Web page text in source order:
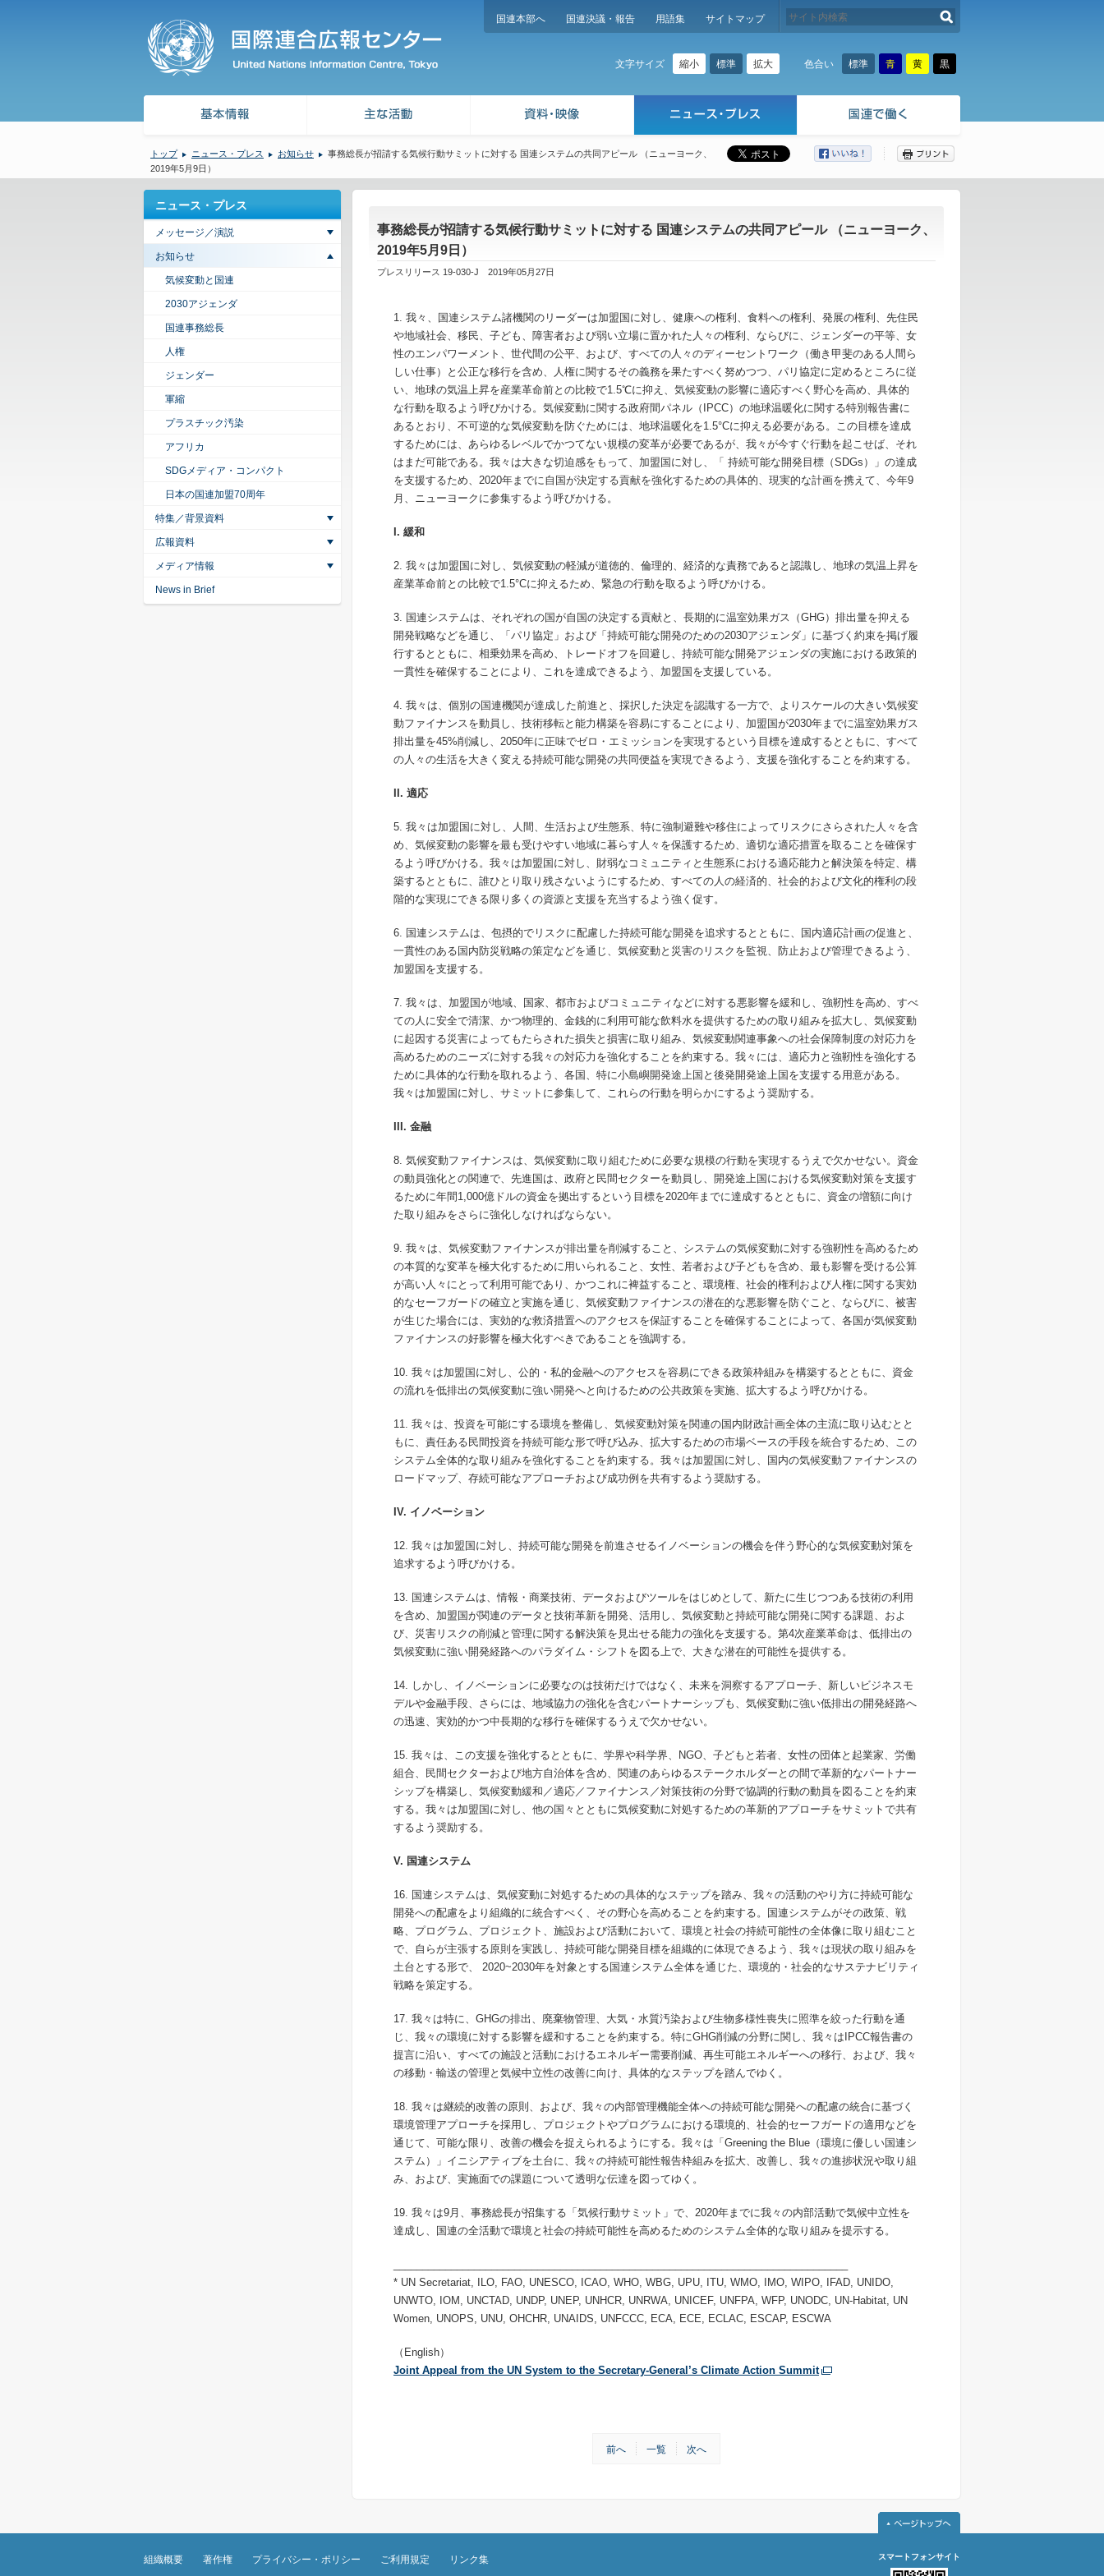
国連本部へ 国連決議・報告 用語集 サイトマップ
文字サイズ 縮小 標準 拡大 色合い 標準 青 黄 黒
トップ ニュース・プレス お知らせ
事務総長が招請する気候行動サミットに対する 国連システムの共同アピール （ニューヨーク、
2019年5月9日）
事務総長が招請する気候行動サミットに対する 国連システムの共同アピール （ニューヨーク、
2019年5月9日）
プレスリリース 19-030-J 2019年05月27日
1. 我々、国連システム諸機関のリーダーは加盟国に対し、健康への権利、食料への権利、発展の権利、先住民
や地域社会、移民、子ども、障害者および弱い立場に置かれた人々の権利、ならびに、ジェンダーの平等、女
性のエンパワーメント、世代間の公平、および、すべての人々のディーセントワーク（働き甲斐のある人間ら
しい仕事）と公正な移行を含め、人権に関するその義務を果たすべく努めつつ、パリ協定に定めるところに従
い、地球の気温上昇を産業革命前との比較で1.5℃に抑え、気候変動の影響に適応すべく野心を高め、具体的
な行動を取るよう呼びかける。気候変動に関する政府間パネル（IPCC）の地球温暖化に関する特別報告書に
あるとおり、不可逆的な気候変動を防ぐためには、地球温暖化を1.5°Cに抑える必要がある。この目標を達成
するためには、あらゆるレベルでかつてない規模の変革が必要であるが、我々が今すぐ行動を起こせば、それ
はまだ可能である。我々は大きな切迫感をもって、加盟国に対し、「 持続可能な開発目標（SDGs）」の達成
を支援するため、2020年までに自国が決定する貢献を強化するための具体的、現実的な計画を携えて、今年9
月、ニューヨークに参集するよう呼びかける。
I. 緩和
2. 我々は加盟国に対し、気候変動の軽減が道徳的、倫理的、経済的な責務であると認識し、地球の気温上昇を
産業革命前との比較で1.5°Cに抑えるため、緊急の行動を取るよう呼びかける。
3. 国連システムは、それぞれの国が自国の決定する貢献と、長期的に温室効果ガス（GHG）排出量を抑える
開発戦略などを通じ、「パリ協定」および「持続可能な開発のための2030アジェンダ」に基づく約束を掲げ履
行するとともに、相乗効果を高め、トレードオフを回避し、持続可能な開発アジェンダの実施における政策的
一貫性を確保することにより、これを達成できるよう、加盟国を支援している。
4. 我々は、個別の国連機関が達成した前進と、採択した決定を認識する一方で、よりスケールの大きい気候変
動ファイナンスを動員し、技術移転と能力構築を容易にすることにより、加盟国が2030年までに温室効果ガス
排出量を45%削減し、2050年に正味でゼロ・エミッションを実現するという目標を達成するとともに、すべて
の人々の生活を大きく変える持続可能な開発の共同便益を実現できるよう、支援を強化することを約束する。
II. 適応
5. 我々は加盟国に対し、人間、生活および生態系、特に強制避難や移住によってリスクにさらされた人々を含
め、気候変動の影響を最も受けやすい地域に暮らす人々を保護するため、適切な適応措置を取ることを確保す
るよう呼びかける。我々は加盟国に対し、財弱なコミュニティと生態系における適応能力と解決策を特定、構
築するとともに、誰ひとり取り残さないようにするため、すべての人の経済的、社会的および文化的権利の段
階的な実現にできる限り多くの資源と支援を充当するよう強く促す。
6. 国連システムは、包摂的でリスクに配慮した持続可能な開発を追求するとともに、国内適応計画の促進と、
一貫性のある国内防災戦略の策定などを通じ、気候変動と災害のリスクを監視、防止および管理できるよう、
加盟国を支援する。
7. 我々は、加盟国が地域、国家、都市およびコミュニティなどに対する悪影響を緩和し、強靭性を高め、すべ
ての人に安全で清潔、かつ物理的、金銭的に利用可能な飲料水を提供するための取り組みを拡大し、気候変動
に起因する災害によってもたらされた損失と損害に取り組み、気候変動関連事象への社会保障制度の対応力を
高めるためのニーズに対する我々の対応力を強化することを約束する。我々には、適応力と強靭性を強化する
ために具体的な行動を取れるよう、各国、特に小島嶼開発途上国と後発開発途上国を支援する用意がある。
我々は加盟国に対し、サミットに参集して、これらの行動を明らかにするよう奨励する。
III. 金融
8. 気候変動ファイナンスは、気候変動に取り組むために必要な規模の行動を実現するうえで欠かせない。資金
の動員強化との関連で、先進国は、政府と民間セクターを動員し、開発途上国における気候変動対策を支援す
るために年間1,000億ドルの資金を拠出するという目標を2020年までに達成するとともに、資金の増額に向け
た取り組みをさらに強化しなければならない。
9. 我々は、気候変動ファイナンスが排出量を削減すること、システムの気候変動に対する強靭性を高めるため
の本質的な変革を極大化するために用いられること、女性、若者および子どもを含め、最も影響を受ける公算
が高い人々にとって利用可能であり、かつこれに裨益すること、環境権、社会的権利および人権に関する実効
的なセーフガードの確立と実施を通じ、気候変動ファイナンスの潜在的な悪影響を防ぐこと、ならびに、被害
が生じた場合には、実効的な救済措置へのアクセスを保証することを確保することによって、各国が気候変動
ファイナンスの好影響を極大化すべきであることを強調する。
10. 我々は加盟国に対し、公的・私的金融へのアクセスを容易にできる政策枠組みを構築するとともに、資金
の流れを低排出の気候変動に強い開発へと向けるための公共政策を実施、拡大するよう呼びかける。
11. 我々は、投資を可能にする環境を整備し、気候変動対策を関連の国内財政計画全体の主流に取り込むとと
もに、責任ある民間投資を持続可能な形で呼び込み、拡大するための市場ベースの手段を統合するため、この
システム全体的な取り組みを強化することを約束する。我々は加盟国に対し、国内の気候変動ファイナンスの
ロードマップ、存続可能なアプローチおよび成功例を共有するよう奨励する。
IV. イノベーション
12. 我々は加盟国に対し、持続可能な開発を前進させるイノベーションの機会を伴う野心的な気候変動対策を
追求するよう呼びかける。
13. 国連システムは、情報・商業技術、データおよびツールをはじめとして、新たに生じつつある技術の利用
を含め、加盟国が関連のデータと技術革新を開発、活用し、気候変動と持続可能な開発に関する課題、およ
び、災害リスクの削減と管理に関する解決策を見出せる能力の強化を支援する。第4次産業革命は、低排出の
気候変動に強い開発経路へのパラダイム・シフトを図る上で、大きな潜在的可能性を提供する。
14. しかし、イノベーションに必要なのは技術だけではなく、未来を洞察するアプローチ、新しいビジネスモ
デルや金融手段、さらには、地域協力の強化を含むパートナーシップも、気候変動に強い低排出の開発経路へ
の迅速、実効的かつ中長期的な移行を確保するうえで欠かせない。
15. 我々は、この支援を強化するとともに、学界や科学界、NGO、子どもと若者、女性の団体と起業家、労働
組合、民間セクターおよび地方自治体を含め、関連のあらゆるステークホルダーとの間で革新的なパートナー
シップを構築し、気候変動緩和／適応／ファイナンス／対策技術の分野で協調的行動の動員を図ることを約束
する。我々は加盟国に対し、他の国々とともに気候変動に対処するための革新的アプローチをサミットで共有
するよう奨励する。
V. 国連システム
16. 国連システムは、気候変動に対処するための具体的なステップを踏み、我々の活動のやり方に持続可能な
開発への配慮をより組織的に統合すべく、その野心を高めることを約束する。国連システムがその政策、戦
略、プログラム、プロジェクト、施設および活動において、環境と社会の持続可能性の全体像に取り組むこと
で、自らが主張する原則を実践し、持続可能な開発目標を組織的に体現できるよう、我々は現状の取り組みを
土台とする形で、 2020~2030年を対象とする国連システム全体を通じた、環境的・社会的なサステナビリティ
戦略を策定する。
17. 我々は特に、GHGの排出、廃棄物管理、大気・水質汚染および生物多様性喪失に照準を絞った行動を通
じ、我々の環境に対する影響を緩和することを約束する。特にGHG削減の分野に関し、我々はIPCC報告書の
提言に沿い、すべての施設と活動におけるエネルギー需要削減、再生可能エネルギーへの移行、および、我々
の移動・輸送の管理と気候中立性の改善に向け、具体的なステップを踏んでゆく。
18. 我々は継続的改善の原則、および、我々の内部管理機能全体への持続可能な開発への配慮の統合に基づく
環境管理アプローチを採用し、プロジェクトやプログラムにおける環境的、社会的セーフガードの適用などを
通じて、可能な限り、改善の機会を捉えられるようにする。我々は「Greening the Blue（環境に優しい国連シ
ステム）」イニシアティブを土台に、我々の持続可能性報告枠組みを拡大、改善し、我々の進捗状況や取り組
み、および、実施面での課題について透明な伝達を図ってゆく。
19. 我々は9月、事務総長が招集する「気候行動サミット」で、2020年までに我々の内部活動で気候中立性を
達成し、国連の全活動で環境と社会の持続可能性を高めるためのシステム全体的な取り組みを提示する。
* UN Secretariat, ILO, FAO, UNESCO, ICAO, WHO, WBG, UPU, ITU, WMO, IMO, WIPO, IFAD, UNIDO,
UNWTO, IOM, UNCTAD, UNDP, UNEP, UNHCR, UNRWA, UNICEF, UNFPA, WFP, UNODC, UN-Habitat, UN
Women, UNOPS, UNU, OHCHR, UNAIDS, UNFCCC, ECA, ECE, ECLAC, ESCAP, ESCWA
（English）
Joint Appeal from the UN System to the Secretary-General’s Climate Action Summit
前へ 一覧 次へ
ニュース・プレス
メッセージ／演説
お知らせ
気候変動と国連
2030アジェンダ
国連事務総長
人権
ジェンダー
軍縮
プラスチック汚染
アフリカ
SDGメディア・コンパクト
日本の国連加盟70周年
特集／背景資料
広報資料
メディア情報
News in Brief
組織概要 著作権 プライバシー・ポリシー ご利用規定 リンク集 スマートフォンサイト